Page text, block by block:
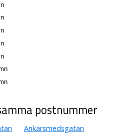
postnummer
Ankarsmedsgatan